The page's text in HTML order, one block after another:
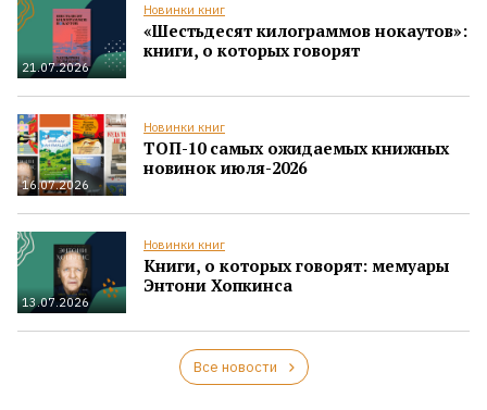
21.07.2026
Новинки книг
«Шестьдесят килограммов нокаутов»:
книги, о которых говорят
16.07.2026
Новинки книг
ТОП-10 самых ожидаемых книжных
новинок июля-2026
13.07.2026
Новинки книг
Книги, о которых говорят: мемуары
Энтони Хопкинса
Все новости